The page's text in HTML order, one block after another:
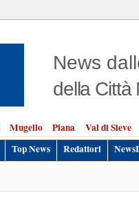
News
della Città
Mugello Piana Val di Sieve
Top News Redattori